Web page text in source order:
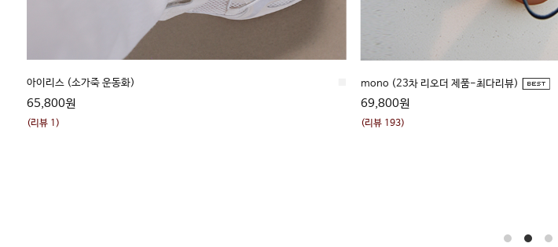
black나크 (2026년 드디어 입고~!)
54,800원
(리뷰 4)
비네스 (명품퀄리티-신세계적인 착용감)
재고 없을시 제작기간 2~3주 이상 소요
149,000원